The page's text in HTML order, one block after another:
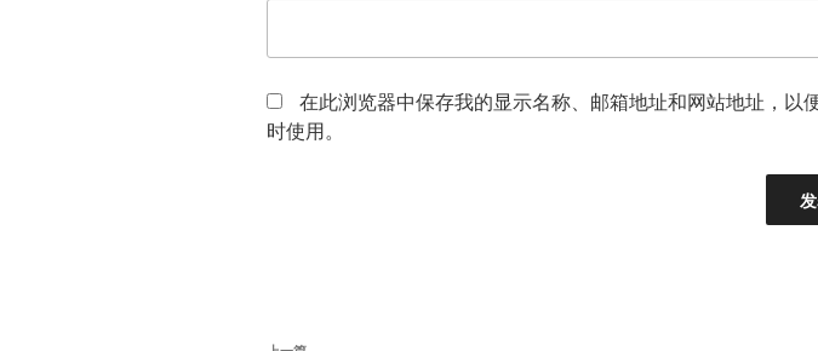
在此浏览器中保存我的显示名称、邮箱地址和网站地址，以
时使用。
文